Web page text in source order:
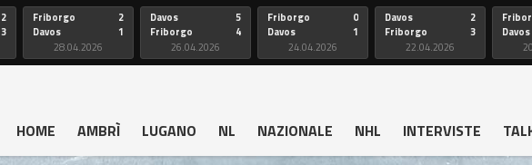
2
3
Friborgo
Davos
2
1
28.04.2026
Davos
Friborgo
5
4
26.04.2026
Friborgo
Davos
0
1
24.04.2026
Davos
Friborgo
2
3
22.04.2026
Davos
HOME AMBRÌ LUGANO NL NAZIONALE NHL INTERVISTE